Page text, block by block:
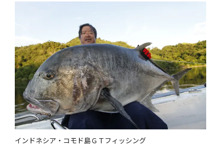
インドネシア・コモド島ＧＴフィッシング